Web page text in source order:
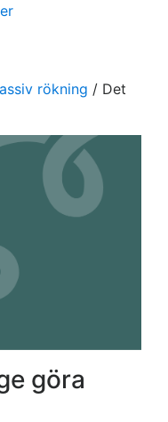
rökning / Det
göra